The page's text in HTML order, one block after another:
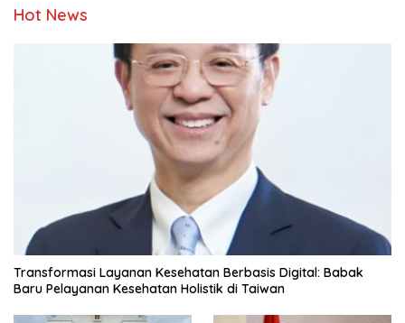
Hot News
Transformasi Layanan Kesehatan Berbasis Digital: Babak
Baru Pelayanan Kesehatan Holistik di Taiwan